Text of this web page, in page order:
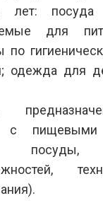
лет: посуда
для
по
одежда для
с пищевыми
посуды,